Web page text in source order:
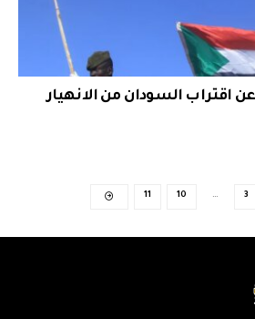
اقتراب السودان من الانهيار
3
…
10
11